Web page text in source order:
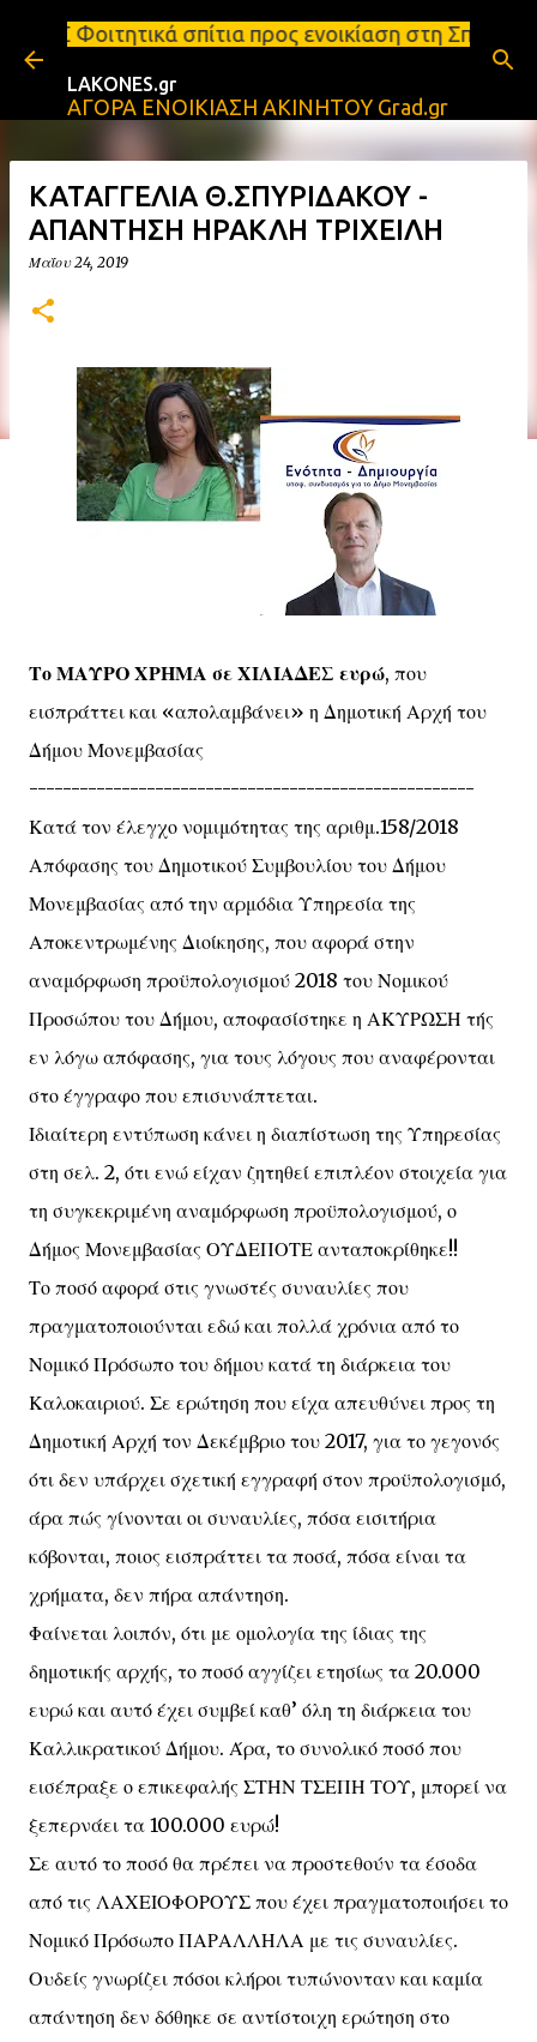
Μετάβαση στο κύριο περιεχόμενο
σπίτια προς ενοικίαση στη Σπάρτη
LAKONES.gr
ΑΓΟΡΑ ΕΝΟΙΚΙΑΣΗ ΑΚΙΝΗΤΟΥ Grad.gr
ΚΑΤΑΓΓΕΛΙΑ Θ.ΣΠΥΡΙΔΑΚΟΥ -
ΑΠΑΝΤΗΣΗ ΗΡΑΚΛΗ ΤΡΙΧΕΙΛΗ
Μαΐου 24, 2019
Το ΜΑΥΡΟ ΧΡΗΜΑ σε ΧΙΛΙΑΔΕΣ ευρώ, που
εισπράττει και «απολαμβάνει» η Δημοτική Αρχή του
Δήμου Μονεμβασίας
-----------------------------------------------------
Κατά τον έλεγχο νομιμότητας της αριθμ.158/2018
Απόφασης του Δημοτικού Συμβουλίου του Δήμου
Μονεμβασίας από την αρμόδια Υπηρεσία της
Αποκεντρωμένης Διοίκησης, που αφορά στην
αναμόρφωση προϋπολογισμού 2018 του Νομικού
Προσώπου του Δήμου, αποφασίστηκε η ΑΚΥΡΩΣΗ τής
εν λόγω απόφασης, για τους λόγους που αναφέρονται
στο έγγραφο που επισυνάπτεται.
Ιδιαίτερη εντύπωση κάνει η διαπίστωση της Υπηρεσίας
στη σελ. 2, ότι ενώ είχαν ζητηθεί επιπλέον στοιχεία για
τη συγκεκριμένη αναμόρφωση προϋπολογισμού, ο
Δήμος Μονεμβασίας ΟΥΔΕΠΟΤΕ ανταποκρίθηκε!!
Το ποσό αφορά στις γνωστές συναυλίες που
πραγματοποιούνται εδώ και πολλά χρόνια από το
Νομικό Πρόσωπο του δήμου κατά τη διάρκεια του
Καλοκαιριού. Σε ερώτηση που είχα απευθύνει προς τη
Δημοτική Αρχή τον Δεκέμβριο του 2017, για το γεγονός
ότι δεν υπάρχει σχετική εγγραφή στον προϋπολογισμό,
άρα πώς γίνονται οι συναυλίες, πόσα εισιτήρια
κόβονται, ποιος εισπράττει τα ποσά, πόσα είναι τα
χρήματα, δεν πήρα απάντηση.
Φαίνεται λοιπόν, ότι με ομολογία της ίδιας της
δημοτικής αρχής, το ποσό αγγίζει ετησίως τα 20.000
ευρώ και αυτό έχει συμβεί καθ’ όλη τη διάρκεια του
Καλλικρατικού Δήμου. Άρα, το συνολικό ποσό που
εισέπραξε ο επικεφαλής ΣΤΗΝ ΤΣΕΠΗ ΤΟΥ, μπορεί να
ξεπερνάει τα 100.000 ευρώ!
Σε αυτό το ποσό θα πρέπει να προστεθούν τα έσοδα
από τις ΛΑΧΕΙΟΦΟΡΟΥΣ που έχει πραγματοποιήσει το
Νομικό Πρόσωπο ΠΑΡΑΛΛΗΛΑ με τις συναυλίες.
Ουδείς γνωρίζει πόσοι κλήροι τυπώνονταν και καμία
απάντηση δεν δόθηκε σε αντίστοιχη ερώτηση στο